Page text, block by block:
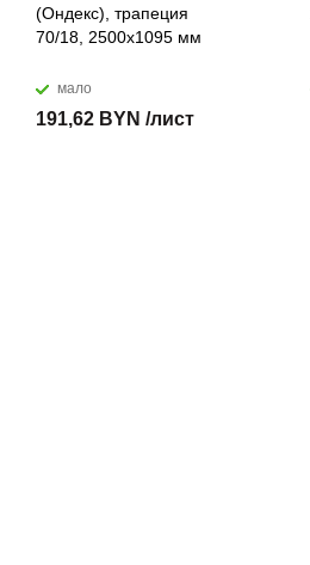
(Ондекс), трапеция
70/18, 2500х1095 мм
мало
191,62 BYN /лист